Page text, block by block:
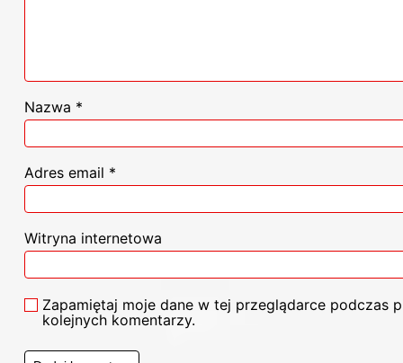
Nazwa *
Adres email *
Witryna internetowa
Zapamiętaj moje dane w tej przeglądarce podczas
kolejnych komentarzy.